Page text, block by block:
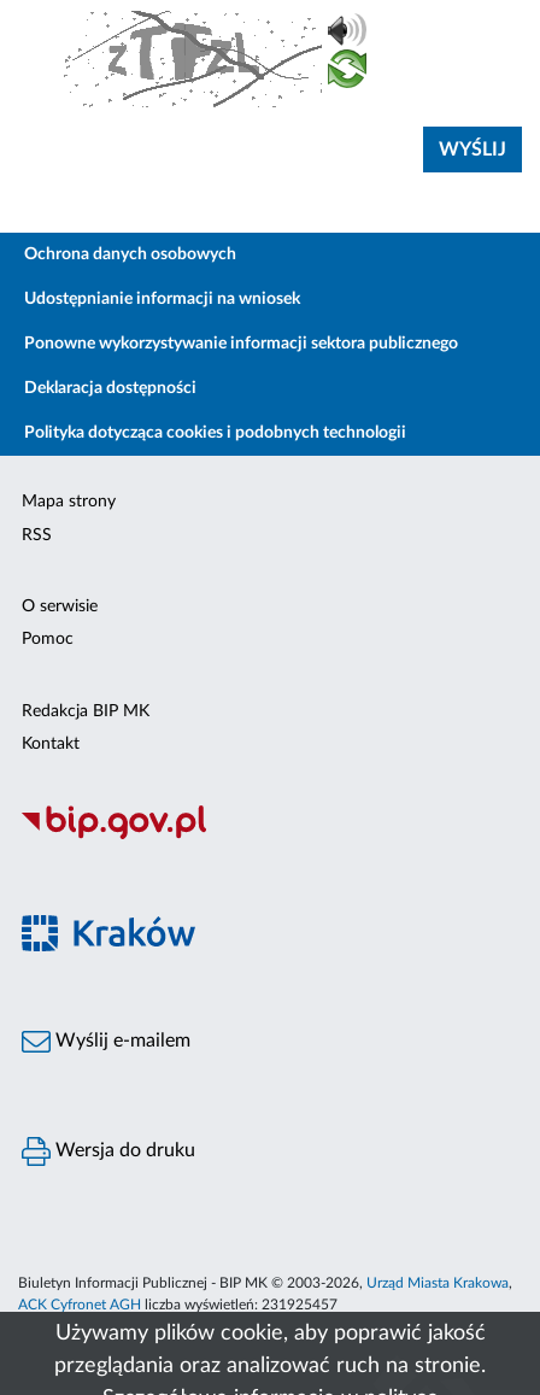
Używamy plików cookie, aby poprawić jakość
przeglądania oraz analizować ruch na stronie.
Ochrona danych osobowych
Udostępnianie informacji na wniosek
Ponowne wykorzystywanie informacji sektora publicznego
Deklaracja dostępności
Polityka dotycząca cookies i podobnych technologii
Mapa strony
RSS
O serwisie
Pomoc
Redakcja BIP MK
Kontakt
Wyślij e-mailem
Wersja do druku
Biuletyn Informacji Publicznej - BIP MK © 2003-2026, Urząd Miasta Krakowa,
ACK Cyfronet AGH
liczba wyświetleń: 231925457